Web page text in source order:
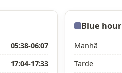
05:38-06:07
17:04-17:33
Blue hour
Manhã
Tarde